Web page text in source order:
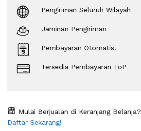
Pengiriman Seluruh Wilayah
Jaminan Pengiriman
Pembayaran Otomatis.
Tersedia Pembayaran ToP
Mulai Berjualan di Keranjang Belanja?
Daftar Sekarang!